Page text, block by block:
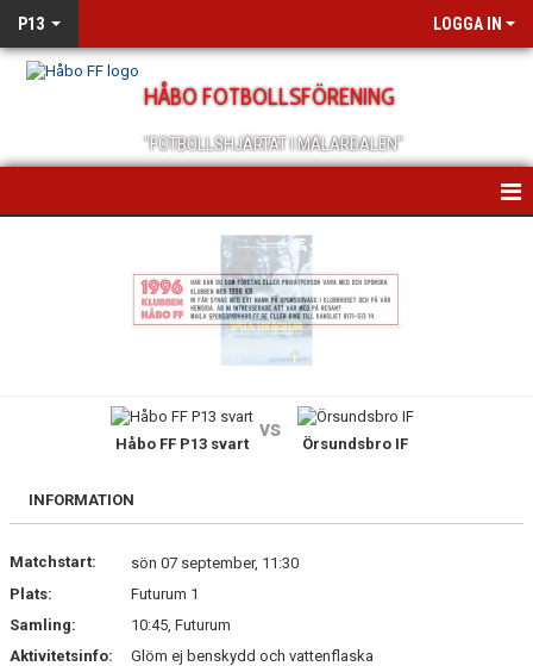
P13 LOGGA IN
HÅBO FOTBOLLSFÖRENING
"FOTBOLLSHJÄRTAT I MÄLARDALEN"
BILDGALLERI
KONTAKT
Håbo FF P13 svart
vs
Örsundsbro IF
INFORMATION
Matchstart:
sön 07 september, 11:30
Plats:
Futurum 1
Samling:
10:45, Futurum
Aktivitetsinfo:
Glöm ej benskydd och vattenflaska